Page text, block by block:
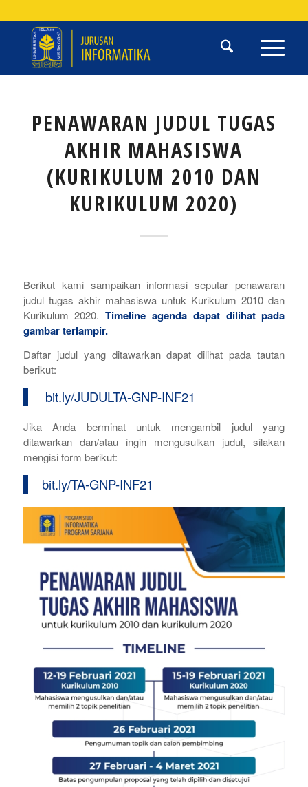
PENAWARAN JUDUL TUGAS
AKHIR MAHASISWA
(KURIKULUM 2010 DAN
KURIKULUM 2020)
Berikut kami sampaikan informasi seputar penawaran
judul tugas akhir mahasiswa untuk Kurikulum 2010 dan
Kurikulum 2020.Timeline agenda dapat dilihat pada
gambar terlampir.
Daftar judul yang ditawarkan dapat dilihat pada tautan
berikut:
bit.ly/JUDULTA-GNP-INF21
Jika Anda berminat untuk mengambil judul yang
ditawarkan dan/atau ingin mengusulkan judul, silakan
mengisi form berikut:
bit.ly/TA-GNP-INF21